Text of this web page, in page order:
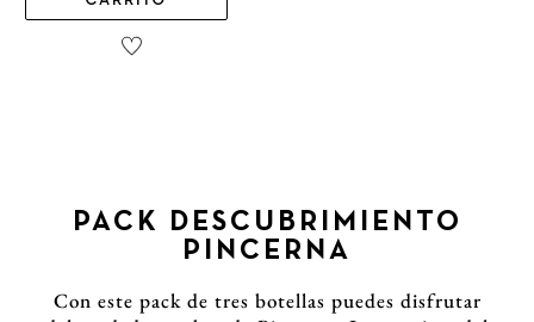
PACK DESCUBRIMIENTO
PINCERNA
Con este pack de tres botellas puedes disfrutar